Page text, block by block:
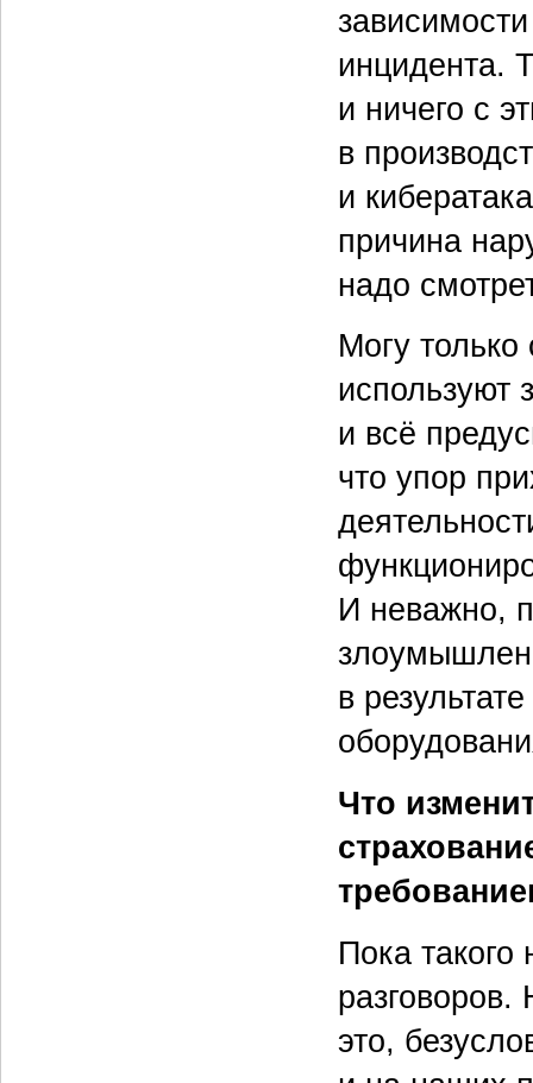
инцидента.
и ничего с
в
и
причина
надо
Могу только
используют
и всё
что упор
И неважно,
в
Что
Пока
разговоров.
это,